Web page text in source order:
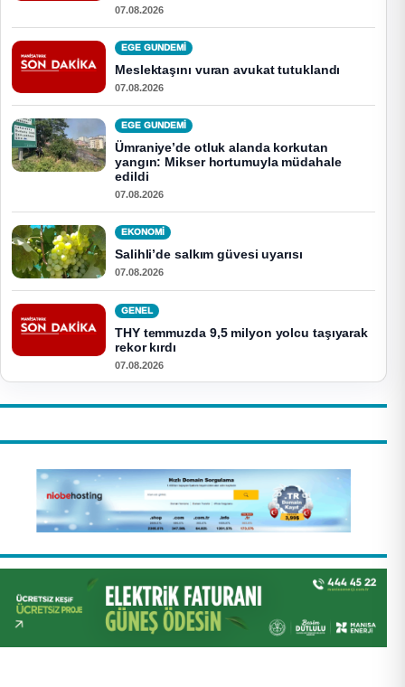
07.08.2026
EGE GUNDEMİ
Meslektaşını vuran avukat tutuklandı
07.08.2026
EGE GUNDEMİ
Ümraniye’de otluk alanda korkutan
yangın: Mikser hortumuyla müdahale
edildi
07.08.2026
EKONOMI
Salihli’de salkım güvesi uyarısı
07.08.2026
GENEL
THY temmuzda 9,5 milyon yolcu taşıyarak
rekor kırdı
07.08.2026